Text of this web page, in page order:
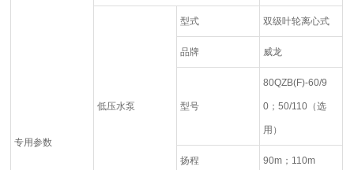
专用参数
低压水泵
型式 双级叶轮离心式
品牌 威龙
型号
80QZB(F)-60/9
0；50/110（选
用）
扬程 90m；110m